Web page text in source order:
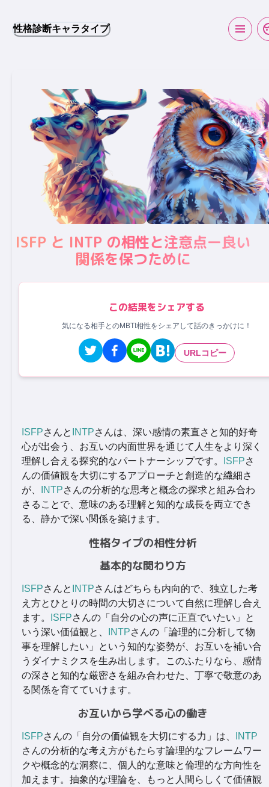
性格診断キャラタイプ
ISFP と INTP の相性と注意点ー良い
関係を保つために
この結果をシェアする
気になる相手とのMBTI相性をシェアして話のきっかけに！
URLコピー
ISFPさんと INTPさんは、深い感情の素直さと知的好奇
心が出会う、お互いの内面世界を通じて人生をより深く
理解し合える探究的なパートナーシップです。
ISFPさ
んの価値観を大切にするアプローチと創造的な繊細さ
が、
INTPさんの分析的な思考と概念の探求と組み合わ
さることで、意味のある理解と知的な成長を両立でき
る、静かで深い関係を築けます。
性格タイプの相性分析
基本的な関わり方
ISFPさんと INTPさんはどちらも内向的で、独立した考
え方とひとりの時間の大切さについて自然に理解し合え
ます。
ISFPさんの「自分の心の声に正直でいたい」と
いう深い価値観と、
INTPさんの「論理的に分析して物
事を理解したい」という知的な姿勢が、お互いを補い合
うダイナミクスを生み出します。このふたりなら、感情
の深さと知的な厳密さを組み合わせた、丁寧で敬意のあ
る関係を育てていけます。
お互いから学べる心の働き
ISFPさんの「自分の価値観を大切にする力」は、
INTP
さんの分析的な考え方がもたらす論理的なフレームワー
クや概念的な洞察に、個人的な意味と倫理的な方向性を
加えます。抽象的な理論を、もっと人間らしくて価値観